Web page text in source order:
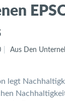
Aus Den
legt